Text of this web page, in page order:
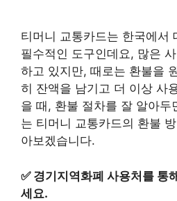
티머니 교통카드는 한국에서
필수적인 도구인데요, 많은
하고 있지만, 때로는 환불을
히 잔액을 남기고 더 이상 사
을 때, 환불 절차를 잘 알아두
는 티머니 교통카드의 환불
아보겠습니다.
✅ 경기지역화폐 사용처를 통
세요.